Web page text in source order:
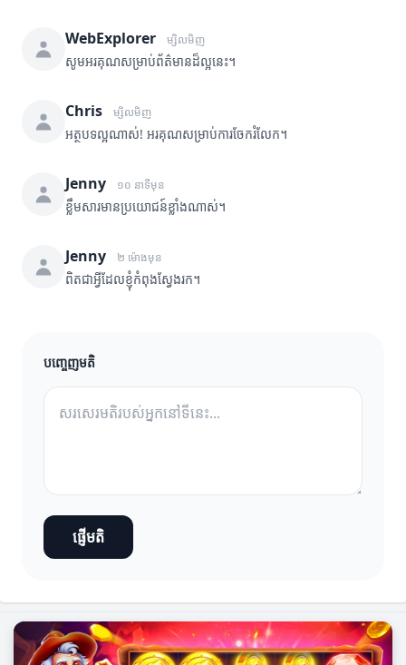
WebExplorer ម្សិលមិញ
សូមអរគុណសម្រាប់ព័ត៌មានដ៏ល្អនេះ។
Chris ម្សិលមិញ
អត្ថបទល្អណាស់! អរគុណសម្រាប់ការចែករំលែក។
Jenny ១០ នាទីមុន
ខ្លឹមសារមានប្រយោជន៍ខ្លាំងណាស់។
Jenny ២ ម៉ោងមុន
ពិតជាអ្វីដែលខ្ញុំកំពុងស្វែងរក។
បញ្ចេញមតិ
ផ្ញើមតិ